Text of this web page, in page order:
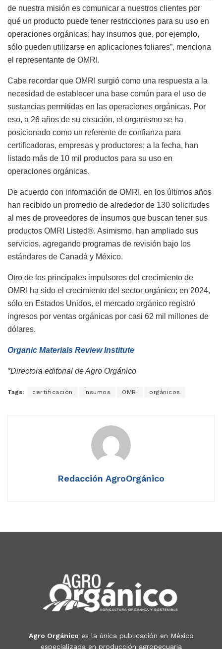
de nuestra misión es comunicar a nuestros clientes por
qué un producto puede tener restricciones para su uso en
operaciones orgánicas; hay insumos que, por ejemplo,
sólo pueden utilizarse en aplicaciones foliares”, menciona
el representante de OMRI.
Cabe recordar que OMRI surgió como una respuesta a la
necesidad de establecer una base común para el uso de
sustancias permitidas en las operaciones orgánicas. Por
eso, a 26 años de su creación, el organismo se ha
posicionado como un referente de confianza para
certificadoras, empresas y productores; a la fecha, han
listado más de 10 mil productos para su uso en
operaciones orgánicas.
De acuerdo con información de OMRI, en los últimos años
han recibido un promedio de alrededor de 130 solicitudes
al mes de proveedores de insumos que buscan tener sus
productos OMRI Listed®. Asimismo, han ampliado sus
servicios, agregando programas de revisión bajo los
estándares de Canadá y México.
Otro de los principales impulsores del crecimiento de
OMRI ha sido el crecimiento del sector orgánico; en 2024,
sólo en Estados Unidos, el mercado orgánico registró
ingresos por ventas orgánicas por casi 62 mil millones de
dólares.
Organic Materials Review Institute
*Directora editorial de Agro Orgánico
Tags: certificación insumos OMRI orgánicos
Redacción AgroOrgánico
Agro Orgánico es la única publicación en México
especializada en producción agropecuaria